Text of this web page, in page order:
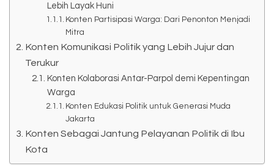
Lebih Layak Huni
Konten Partisipasi Warga: Dari Penonton Menjadi
Mitra
Konten Komunikasi Politik yang Lebih Jujur dan
Terukur
Konten Kolaborasi Antar-Parpol demi Kepentingan
Warga
Konten Edukasi Politik untuk Generasi Muda
Jakarta
Konten Sebagai Jantung Pelayanan Politik di Ibu
Kota